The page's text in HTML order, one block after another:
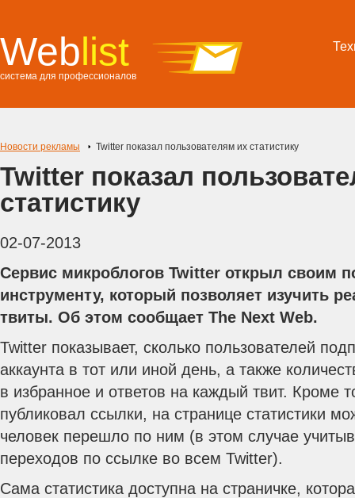
Weblist
система для профессионалов
Новости рекламы Twitter показал пользователям их статистику
Twitter показал
статистику
02-07-2013
Сервис микроблогов Twitter открыл своим
инструменту, который позволяет изучить
твиты. Об этом сообщает The Next Web.
Twitter показывает, сколько пользователей
аккаунта в тот или иной день, а также
в избранное и ответов на каждый твит. Кроме
публиковал ссылки, на странице статистики
человек перешло по ним (в этом случае
переходов по ссылке во всем Twitter).
Сама статистика доступна на страничке,